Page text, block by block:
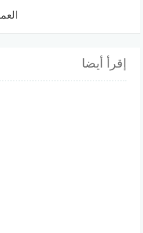
إقرأ أيضا